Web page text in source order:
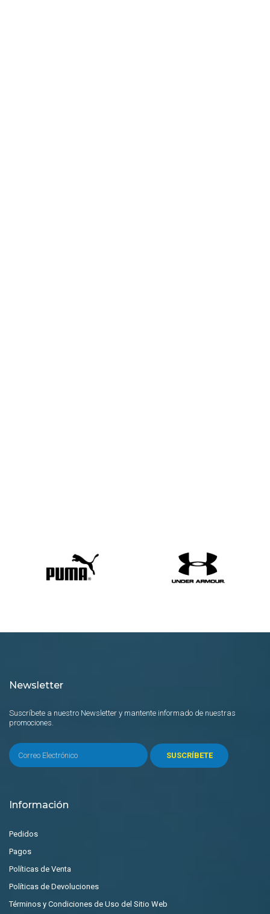
Newsletter
Suscríbete a nuestro Newsletter y mantente informado de nuestras
promociones.
SUSCRÍBETE
Información
Pedidos
Pagos
Políticas de Venta
Políticas de Devoluciones
Términos y Condiciones de Uso del Sitio Web